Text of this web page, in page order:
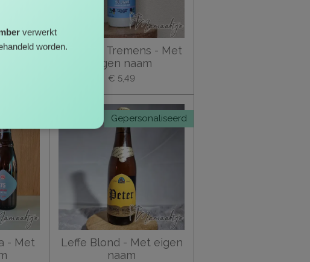
verwerkt
worden.
eigen
Delirium Tremens - Met
eigen naam
€ 5,49
- Met
Gepersonaliseerd
Leffe Blond - Met eigen
naam